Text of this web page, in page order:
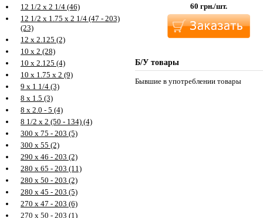
12 1/2 х 2 1/4 (46)
12 1/2 х 1.75 х 2 1/4 (47 - 203)
(23)
12 х 2.125 (2)
10 х 2 (28)
10 х 2.125 (4)
10 х 1.75 х 2 (9)
9 х 1 1/4 (3)
8 х 1.5 (3)
8 х 2.0 - 5 (4)
8 1/2 х 2 (50 - 134) (4)
300 х 75 - 203 (5)
300 х 55 (2)
290 х 46 - 203 (2)
280 х 65 - 203 (11)
280 х 50 - 203 (2)
280 х 45 - 203 (5)
270 х 47 - 203 (6)
270 х 50 - 203 (1)
60 грн./шт.
Б/У товары
Бывшие в употреблении товары